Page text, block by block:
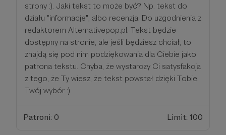
strony :). Jaki tekst to może być? Np. tekst do
działu "informacje", albo recenzja. Do uzgodnienia z
redaktorem Alternativepop.pl. Tekst będzie
dostępny na stronie, ale jeśli będziesz chciał, to
znajdą się pod nim podziękowania dla Ciebie jako
patrona tekstu. Chyba, że wystarczy Ci satysfakcja
z tego, że Ty wiesz, że tekst powstał dzięki Tobie.
Twój wybór :)
Patroni: 0 Limit: 100